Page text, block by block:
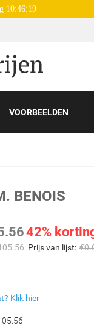
10:46:18
VOORBEELDEN
BENOIS
42%
Prijs van lijst: €
Klik hier